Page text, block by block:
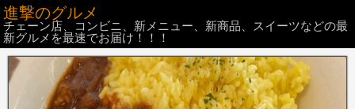
進撃のグルメ
チェーン店、コンビニ、新メニュー、新商品、スイーツなどの最
新グルメを最速でお届け！！！